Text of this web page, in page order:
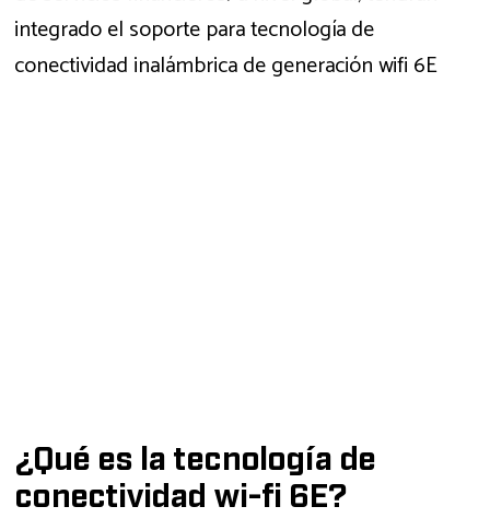
integrado el soporte para tecnología de
conectividad inalámbrica de generación wifi 6E
¿Qué es la tecnología de
conectividad wi-fi 6E?